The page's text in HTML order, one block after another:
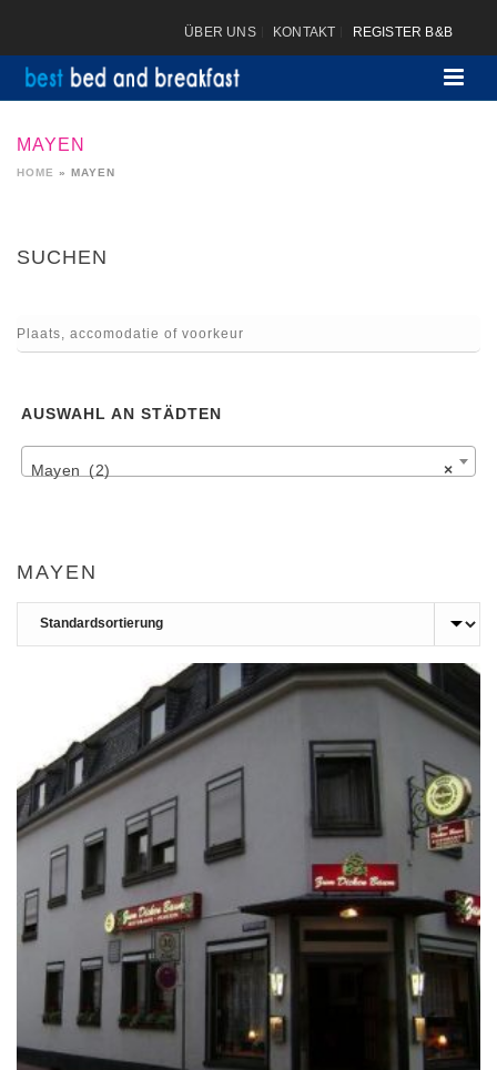
ÜBER UNS KONTAKT REGISTER B&B
MAYEN
HOME » MAYEN
MAYEN
SUCHEN
AUSWAHL AN STÄDTEN
×
Mayen (2)